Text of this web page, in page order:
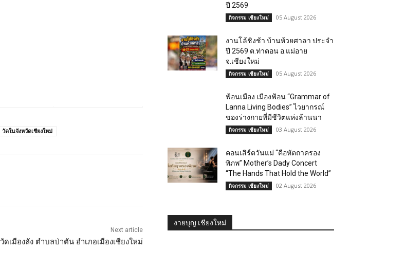
วัดในจังหวัดเชียงใหม่
Next article
วัดเมืองลัง ตำบลป่าตัน อำเภอเมืองเชียงใหม่
ปี 2569
กิจกรรม เชียงใหม่ 05 August 2026
งานโล้ชิงช้า บ้านห้วยศาลา ประจำ
ปี 2569 ต.ท่าตอน อ.แม่อาย
จ.เชียงใหม่
กิจกรรม เชียงใหม่ 05 August 2026
ฟ้อนเมือง เมืองฟ้อน “Grammar of
Lanna Living Bodies” ไวยากรณ์
ของร่างกายที่มีชีวิตแห่งล้านนา
กิจกรรม เชียงใหม่ 03 August 2026
คอนเสิร์ตวันแม่ “คือหัตถาครอง
พิภพ” Mother’s Dady Concert
“The Hands That Hold the World”
กิจกรรม เชียงใหม่ 02 August 2026
งายบุญ เชียงใหม่